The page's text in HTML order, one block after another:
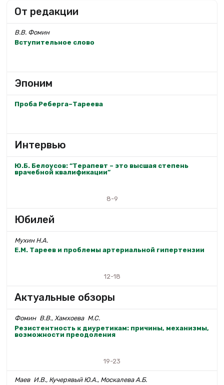
От редакции
В.В. Фомин
Вступительное слово
Эпоним
Проба Реберга–Тареева
Интервью
Ю.Б. Белоусов: “Терапевт – это высшая степень
врачебной квалификации”
8-9
Юбилей
Мухин Н.А.
Е.М. Тареев и проблемы артериальной гипертензии
12-18
Актуальные обзоры
Фомин В.В., Хамхоева М.С.
Резистентность к диуретикам: причины, механизмы,
возможности преодоления
19-23
Маев И.В., Кучерявый Ю.А., Москалева А.Б.